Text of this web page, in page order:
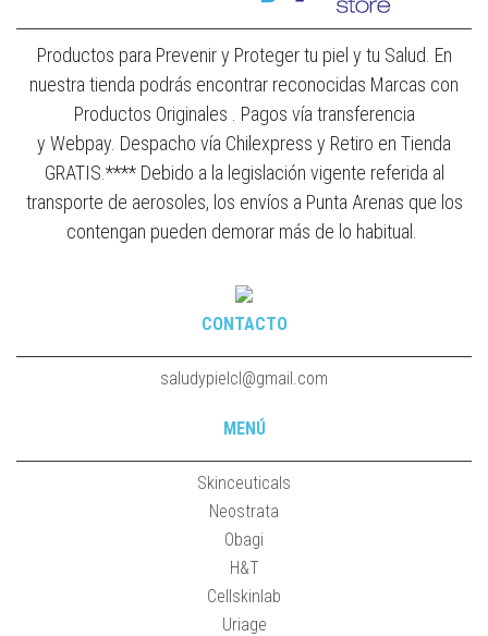
Productos para Prevenir y Proteger tu piel y tu Salud. En
nuestra tienda podrás encontrar reconocidas Marcas con
Productos Originales . Pagos vía transferencia
y Webpay. Despacho vía Chilexpress y Retiro en Tienda
GRATIS.**** Debido a la legislación vigente referida al
transporte de aerosoles, los envíos a Punta Arenas que los
contengan pueden demorar más de lo habitual.
CONTACTO
saludypielcl@gmail.com
MENÚ
Skinceuticals
Neostrata
Obagi
H&T
Cellskinlab
Uriage